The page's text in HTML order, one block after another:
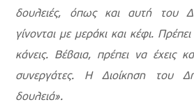
δουλειές, όπως και αυτή του
γίνονται με μεράκι και κέφι.
κάνεις. Βέβαια, πρέπει να έχεις
συνεργάτες. Η Διοίκηση του
δουλειά».